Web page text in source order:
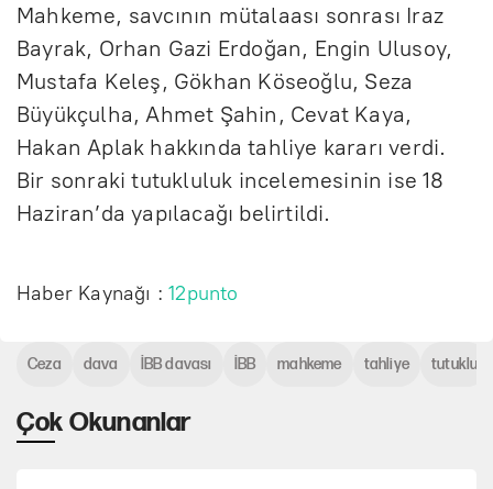
Mahkeme, savcının mütalaası sonrası Iraz
Bayrak, Orhan Gazi Erdoğan, Engin Ulusoy,
Mustafa Keleş, Gökhan Köseoğlu, Seza
Büyükçulha, Ahmet Şahin, Cevat Kaya,
Hakan Aplak hakkında tahliye kararı verdi.
Bir sonraki tutukluluk incelemesinin ise 18
Haziran’da yapılacağı belirtildi.
Haber Kaynağı :12punto
Çok Okunanlar
Ceza dava İBB davası İBB mahkeme tahliye tutuklu